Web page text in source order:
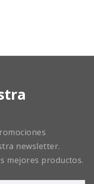
newsletter.
mejores productos.